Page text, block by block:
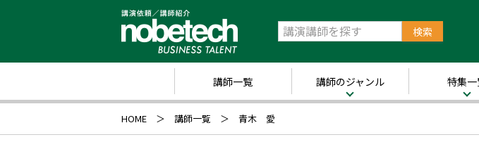
講師一覧 講師のジャンル 特集
HOME 講師一覧 青木 愛